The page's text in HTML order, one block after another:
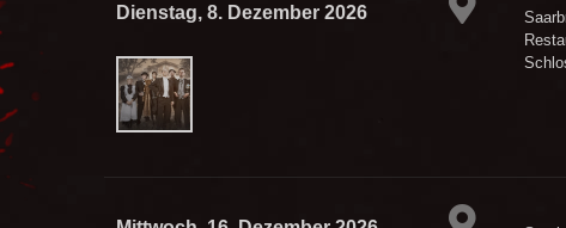
Dienstag, 8. Dezember 2026